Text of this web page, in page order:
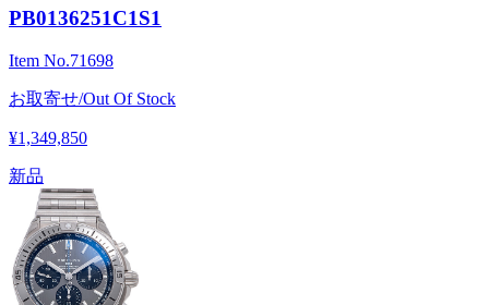
PB0136251C1S1
Item No.71698
お取寄せ/Out Of Stock
¥1,349,850
新品